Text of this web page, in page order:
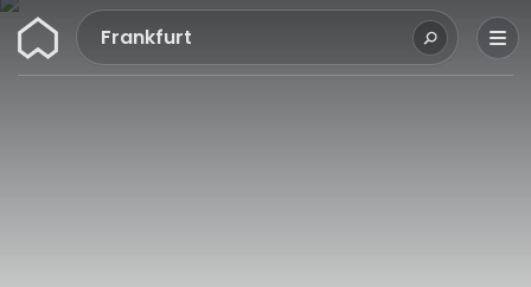
WunderflatsFrankfurt